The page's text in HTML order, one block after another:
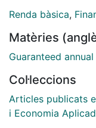
jugar en su larga
feminista Carole
década: 'Una
está pagada no a
como ciudadanos'
crítica resurge de
Renda bàsica,
Matèries
Guaranteed
Col·leccions
Articles publicats
i Economia